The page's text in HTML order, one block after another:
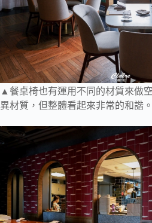
▲餐桌椅也有運用不同的材質來做
異材質，但整體看起來非常的和諧。